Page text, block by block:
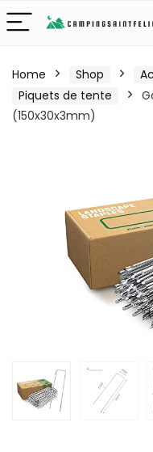
Home Shop
Piquets de tente
(150x30x3mm)